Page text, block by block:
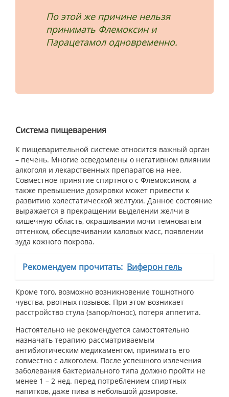
По этой же причине нельзя
принимать Флемоксин и
Парацетамол одновременно.
Система пищеварения
К пищеварительной системе относится важный орган
– печень. Многие осведомлены о негативном влиянии
алкоголя и лекарственных препаратов на нее.
Совместное принятие спиртного с Флемоксином, а
также превышение дозировки может привести к
развитию холестатической желтухи. Данное состояние
выражается в прекращении выделении желчи в
кишечную область, окрашивании мочи темноватым
оттенком, обесцвечивании каловых масс, появлении
зуда кожного покрова.
Рекомендуем прочитать: Виферон гель
Кроме того, возможно возникновение тошнотного
чувства, рвотных позывов. При этом возникает
расстройство стула (запор/понос), потеря аппетита.
Настоятельно не рекомендуется самостоятельно
назначать терапию рассматриваемым
антибиотическим медикаментом, принимать его
совместно с алкоголем. После успешного излечения
заболевания бактериального типа должно пройти не
менее 1 – 2 нед. перед потреблением спиртных
напитков, даже пива в небольшой дозировке.